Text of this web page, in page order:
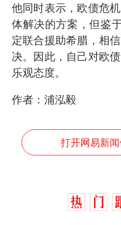
他同时表示，欧债危
体解决的方案，但鉴
定联合援助希腊，相
决。因此，自己对欧
乐观态度。
作者：浦泓毅
打开网易新